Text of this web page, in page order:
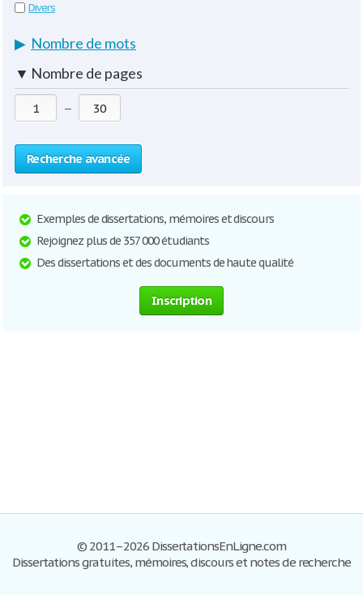
Divers
▶ Nombre de mots
▼ Nombre de pages
—
Recherche avancée
Exemples de dissertations, mémoires et discours
Rejoignez plus de 357 000 étudiants
Des dissertations et des documents de haute qualité
Inscription
© 2011–2026 DissertationsEnLigne.com
Dissertations gratuites, mémoires, discours et notes de recherche